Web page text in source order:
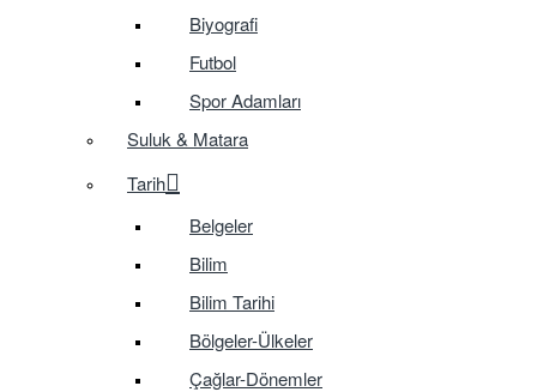
Biyografi
Futbol
Spor Adamları
Suluk & Matara
Tarih
Belgeler
Bilim
Bilim Tarihi
Bölgeler-Ülkeler
Çağlar-Dönemler